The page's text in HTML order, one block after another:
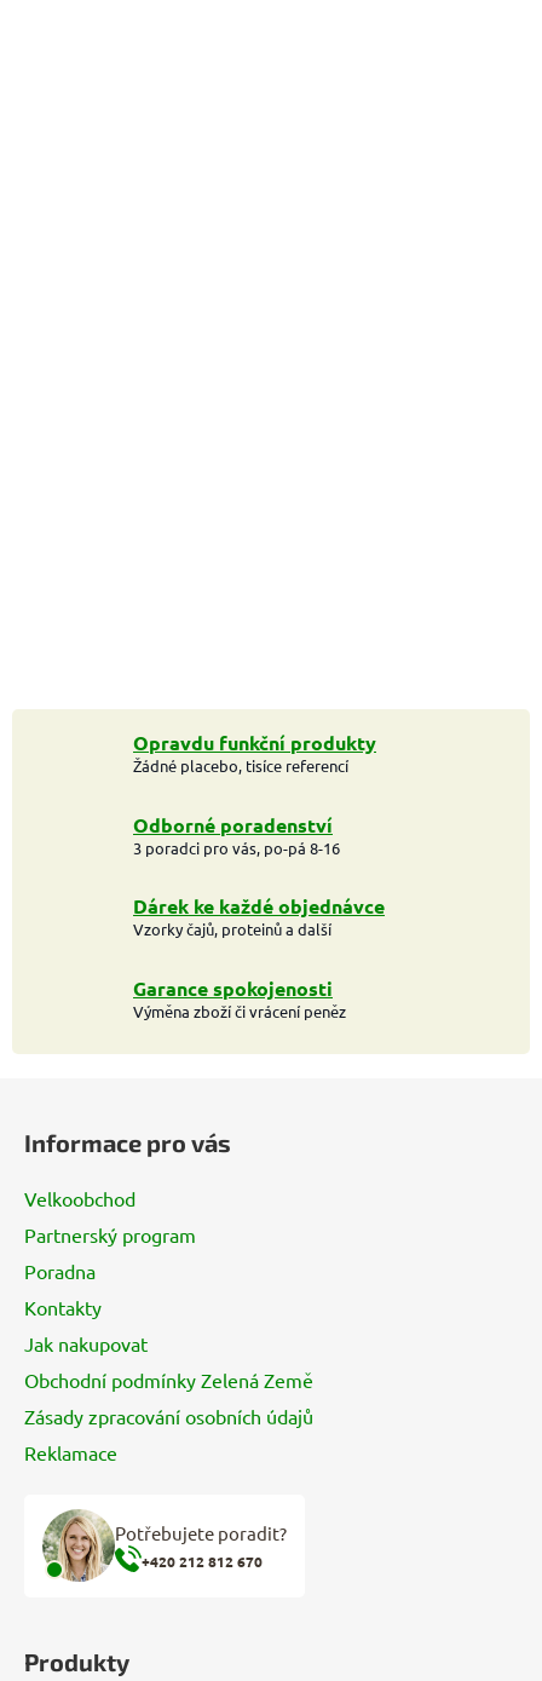
Opravdu funkční produkty
Žádné placebo, tisíce referencí
Odborné poradenství
3 poradci pro vás, po-pá 8-16
Dárek ke každé objednávce
Vzorky čajů, proteinů a další
Garance spokojenosti
Výměna zboží či vrácení peněz
Informace pro vás
Velkoobchod
Partnerský program
Poradna
Kontakty
Jak nakupovat
Obchodní podmínky Zelená Země
Zásady zpracování osobních údajů
Reklamace
Potřebujete poradit?
+420 212 812 670
Produkty